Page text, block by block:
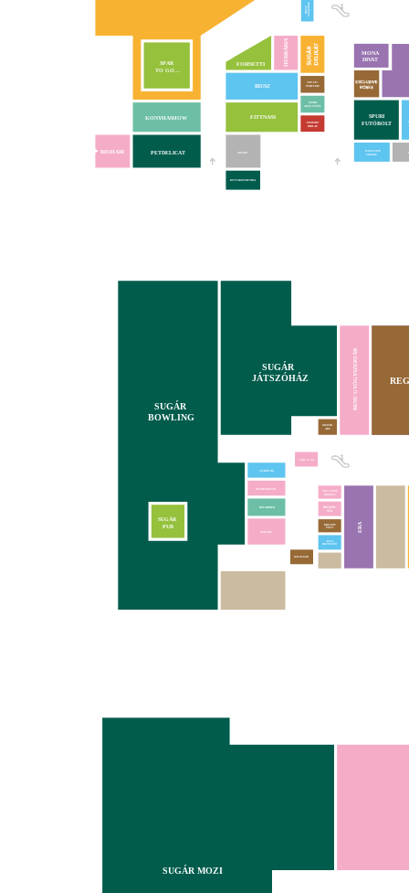
MOSDÓ
MOBIL
ADÁS-VÉTEL
KONYHASHOW FITTNASS
IBUSZ
MONA
DIVAT
SPURI
FUTÓBOLT
FORNETTI HERBÁRIA
SPAR
TO GO...
TOP-UP!
PERFUME
IBUSZEXCHANGE
EXCLUSIVE
CHANGE
KUTYAKOZMETIKA
INMEDIO
HÍRLAP
PETDELICAT
BIOHAIR
SUGÁR
BOWLING
SUGÁR
JÁTSZÓHÁZ
BENU GYÓGYSZERTÁR
SUGÁR
PUB ERA
SZABÓSÁG
NUTRIVERSUM
REPAIRHUB
EGY CSEPP
BIOBOLT
NAIL & GO
GRAVÍR
ABC
KREATÍV
PÓLÓ
KAVALKÁD
ALFA
BIZTOSÍTÓ
SUGÁR MOZI